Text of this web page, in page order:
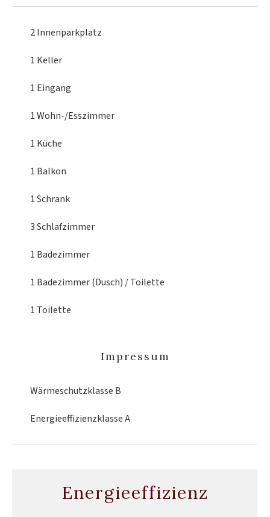
2 Innenparkplatz
1 Keller
1 Eingang
1 Wohn-/Esszimmer
1 Küche
1 Balkon
1 Schrank
3 Schlafzimmer
1 Badezimmer
1 Badezimmer (Dusch) / Toilette
1 Toilette
Impressum
Wärmeschutzklasse B
EnergieeffizienzklasseA
Energieeffizienz